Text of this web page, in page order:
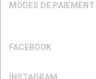
MODES DE PAIEMENT
FACEBOOK